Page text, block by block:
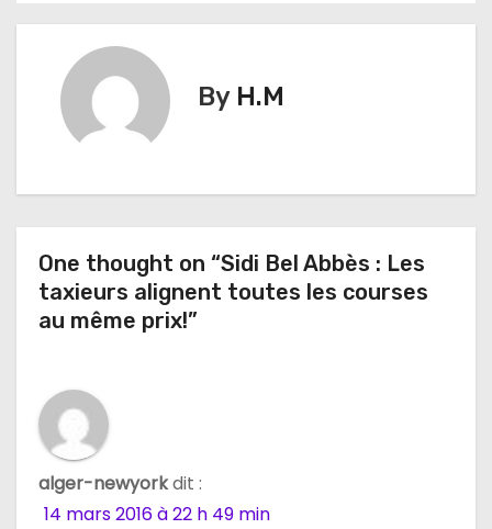
t
o
n
e
By H.M
One thought on “Sidi Bel Abbès : Les
taxieurs alignent toutes les courses
au même prix!”
alger-newyorkdit :
14 mars 2016 à 22 h 49 min